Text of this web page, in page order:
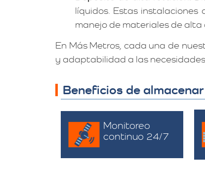
líquidos. Estas
manejo de materiales de alta
En Más Metros, cada una de
y adaptabilidad a las
Beneficios de
Monitoreo
continuo 24/7